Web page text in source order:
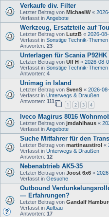
Verkaufe div. Filter
Letzter Beitrag von MichaelW«
Verfasst in Angebote
Werkzeug, Ersatzteile auf
Letzter Beitrag von LutzB « 2026-
Verfasst in Sonstige Technik-Themen
Antworten: 23
Unterlagen für Scania
Letzter Beitrag von Ulf H « 2026-08-
Verfasst in Sonstige Technik-Themen
Antworten: 4
Unimag in Island
Letzter Beitrag von SvenS « 2026-
Verfasst in Unterwegs & Draußen
Antworten: 111
1 2 3 4
Iveco Magirus 8016
Letzter Beitrag von jmdahlhaus «
Verfasst in Angebote
Suche Mitfahrer für den
Letzter Beitrag von martinaustirol «
Verfasst in Unterwegs & Draußen
Antworten: 12
Nebenabtrieb AK5-35
Letzter Beitrag von Joost 6x6 «
Verfasst in Gesuche
Outbound
— Erfahrungen?
Letzter Beitrag von Gandalf
Verfasst in Aufbau
Antworten: 17